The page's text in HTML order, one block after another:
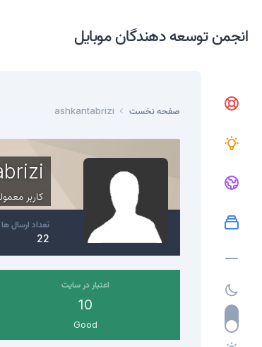
انجمن توسعه دهندگان موبایل
صفحه نخست ashkantabrizi
کاربر
تعداد ارسال ها
22
اعتبار در سایت
10
Good